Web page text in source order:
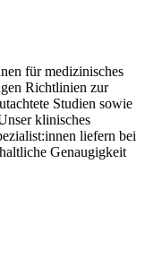
für medizinisches
Richtlinien zur
Studien sowie
klinisches
liefern bei
Genaugigkeit